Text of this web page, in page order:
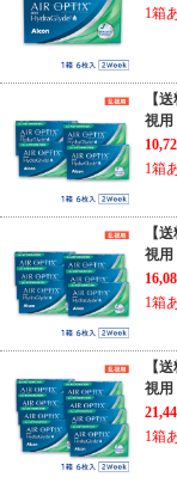
1箱
【
視用
1箱
【
視用
1箱
【
視用
1箱